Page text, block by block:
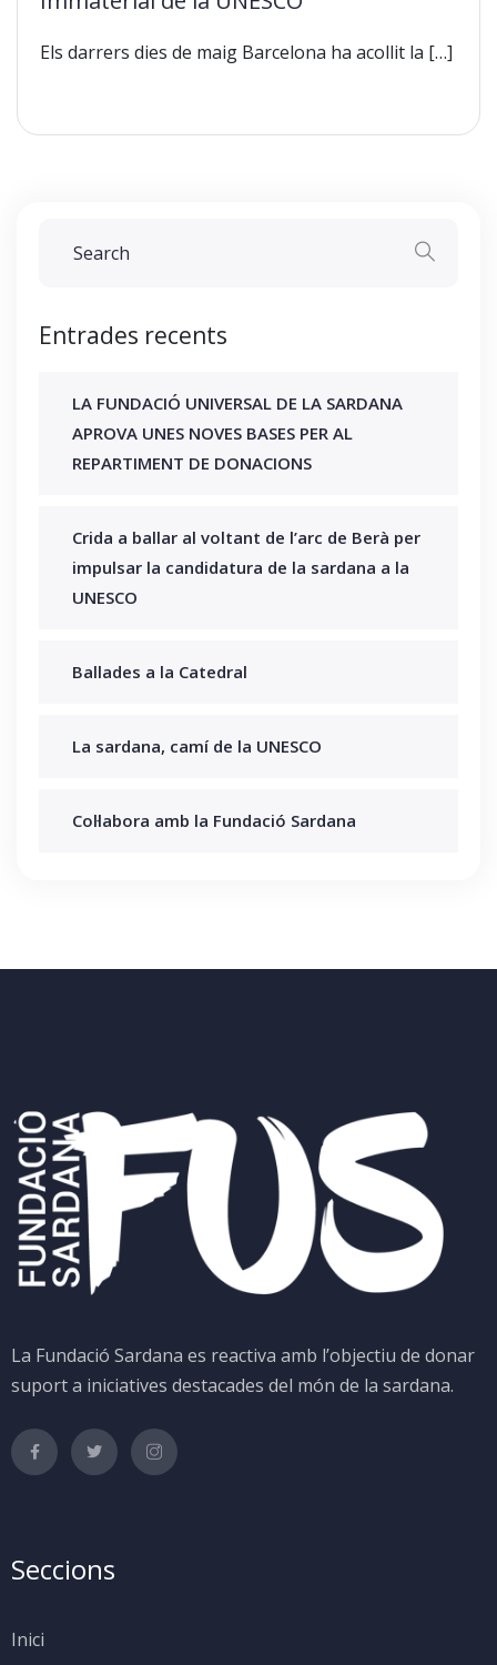
Els darrers dies de maig Barcelona ha acollit la […]
Entrades recents
LA FUNDACIÓ UNIVERSAL DE LA SARDANA
APROVA UNES NOVES BASES PER AL
REPARTIMENT DE DONACIONS
Crida a ballar al voltant de l’arc de Berà per
impulsar la candidatura de la sardana a la
UNESCO
Ballades a la Catedral
La sardana, camí de la UNESCO
Col·labora amb la Fundació Sardana
La Fundació Sardana es reactiva amb l’objectiu de donar
suport a iniciatives destacades del món de la sardana.
Seccions
Inici